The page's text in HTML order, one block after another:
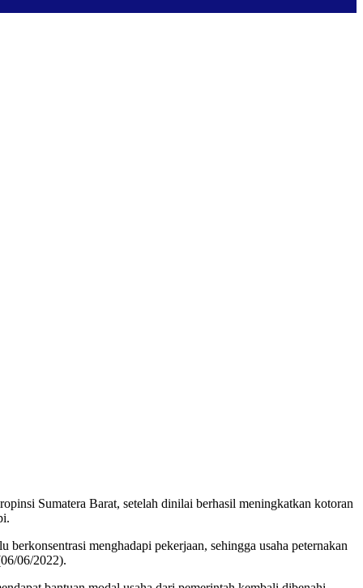
Sumatera Barat, setelah dinilai berhasil meningkatkan kotoran
menghadapi pekerjaan, sehingga usaha peternakan
06/2022).